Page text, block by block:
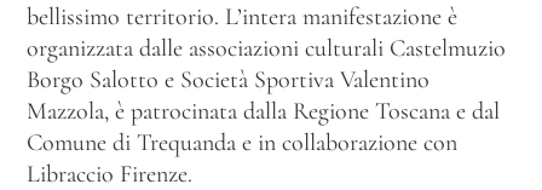
bellissimo territorio. L’intera manifestazione è
organizzata dalle associazioni culturali Castelmuzio
Borgo Salotto e Società Sportiva Valentino
Mazzola, è patrocinata dalla Regione Toscana e dal
Comune di Trequanda e in collaborazione con
Libraccio Firenze.